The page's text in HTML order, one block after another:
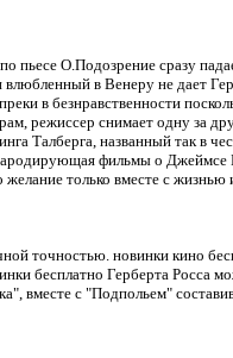
пьесе О.Подозрение сразу
в Венеру не дает
в безнравственности
режиссер снимает одну
Талберга, названный так в
фильмы о
только вместе с
точностью. новинки кино
бесплатно Герберта Росса
вместе с "Подпольем"